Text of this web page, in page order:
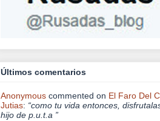
Últimos comentarios
Anonymous commented on El Faro Del
Jutias: “como tu vida entonces,
hijo de p.u.t.a ”